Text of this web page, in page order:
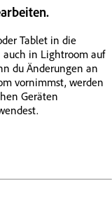
Tablet in die
in Lightroom auf
du Änderungen an
vornimmst, werden
Geräten